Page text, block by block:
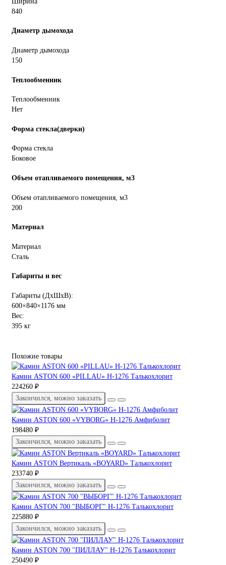
840
Диаметр дымохода
Диаметр дымохода
150
Теплообменник
Теплообменник
Нет
Форма стекла(дверки)
Форма стекла
Боковое
Объем отапливаемого помещения, м3
Объем отапливаемого помещения, м3
200
Материал
Материал
Сталь
Габариты и вес
Габариты (ДхШхВ):
600×840×1176 мм
Вес:
395 кг
Похожие товары
Камин ASTON 600 «PILLAU» Н-1276 Талькохлорит
224260 ₽
Закончился, можно заказать
Камин ASTON 600 «VYBORG» Н-1276 Амфиболит
198480 ₽
Закончился, можно заказать
Камин ASTON Вертикаль «BOYARD» Талькохлорит
233740 ₽
Закончился, можно заказать
Камин ASTON 700 "ВЫБОРГ" Н-1276 Талькохлорит
225880 ₽
Закончился, можно заказать
Камин ASTON 700 "ПИЛЛАУ" Н-1276 Талькохлорит
250490 ₽